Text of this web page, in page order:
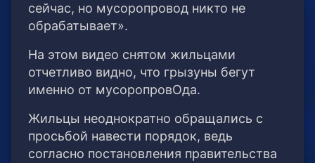
сейчас, но мусоропровод никто не
обрабатывает».
На этом видео снятом жильцами
отчетливо видно, что грызуны бегут
именно от мусоропровОда.
Жильцы неоднократно обращались с
просьбой навести порядок, ведь
согласно постановления правительства